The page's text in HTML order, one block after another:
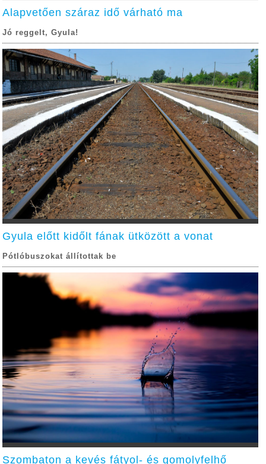
Alapvetően száraz idő várható ma
Jó reggelt, Gyula!
Gyula előtt kidőlt fának ütközött a vonat
Pótlóbuszokat állítottak be
Szombaton a kevés fátyol- és gomolyfelhő